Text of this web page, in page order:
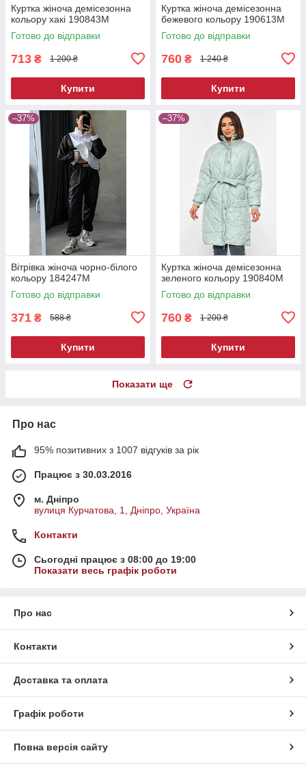
Куртка жіноча демісезонна
кольору хакі 190843M
Готово до відправки
713 ₴ 1 200 ₴
Купити
Куртка жіноча демісезонна
бежевого кольору 190613M
Готово до відправки
760 ₴ 1 240 ₴
Купити
–37%
Вітрівка жіноча чорно-білого
кольору 184247M
Готово до відправки
371 ₴ 588 ₴
Купити
–37%
Куртка жіноча демісезонна
зеленого кольору 190840M
Готово до відправки
760 ₴ 1 200 ₴
Купити
Показати ще
Про нас
95% позитивних з 1007 відгуків за рік
Працює з 30.03.2016
м. Дніпро
вулиця Курчатова, 1, Дніпро, Україна
Контакти
Сьогодні працює з 08:00 до 19:00
Показати весь графік роботи
Про нас
Контакти
Доставка та оплата
Графік роботи
Повна версія сайту